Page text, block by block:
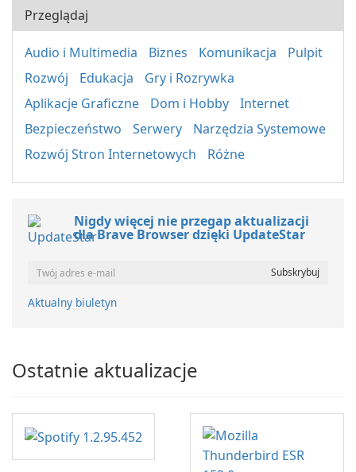
Przeglądaj
Audio i Multimedia Biznes Komunikacja
Pulpit
Rozwój
Edukacja
Gry i Rozrywka
Aplikacje Graficzne
Dom i Hobby
Internet
Bezpieczeństwo
Serwery
Narzędzia Systemowe
Rozwój Stron Internetowych
Różne
Nigdy więcej nie przegap aktualizacji
dla Brave Browser dzięki UpdateStar
Aktualny biuletyn
Ostatnie aktualizacje